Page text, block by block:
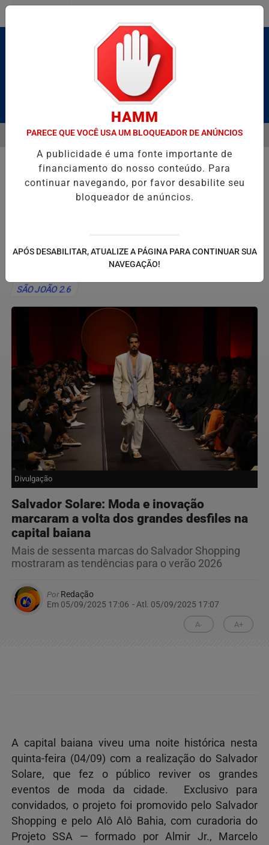
Pesquisar Notícia
HOMENAGEIA UZIEL BUENO NO TERRAÇO MINEIRO D' GUST
EM ALTA
MENU
SÃO JOÃO 2.6
Divulgação
Salvador Solare: Moda e inovação
marcaram a volta dos grandes desfiles na
capital baiana
Mais de sessenta marcas do Salvador Shopping
mostraram as tendências para o verão 2026
PorRedação
Em 05/09/2025 17:06 - Atl. 05/09/2025 17:07
A- A+
A capital baiana viveu uma noite histórica nesta
quinta-feira (04/09) com a realização do Salvador
Solare, que fez o público reviver os grandes
eventos de moda da cidade. Exclusivo para
convidados, o projeto foi promovido pelo Salvador
Shopping e pelo Alô Alô Bahia, com curadoria do
Projeto SSA — formado por Almir Jr., Marcelo
HAMM
PARECE QUE VOCÊ USA UM BLOQUEADOR DE ANÚNCIOS
A publicidade é uma fonte importante de
financiamento do nosso conteúdo. Para
continuar navegando, por favor desabilite seu
bloqueador de anúncios.
APÓS DESABILITAR, ATUALIZE A PÁGINA PARA CONTINUAR SUA
NAVEGAÇÃO!